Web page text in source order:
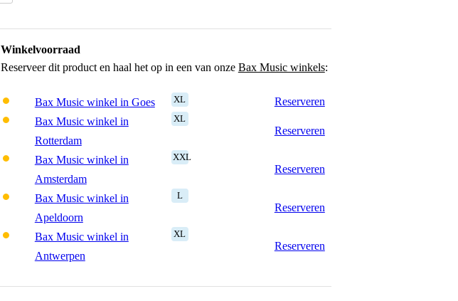
Winkelvoorraad
Reserveer dit product en haal het op in een van onze Bax Music winkels:
Bax Music winkel in Goes XL
Reserveren
Bax Music winkel in
Rotterdam
XL
Reserveren
Bax Music winkel in
Amsterdam
XXL
Reserveren
Bax Music winkel in
Apeldoorn
L
Reserveren
Bax Music winkel in
Antwerpen
XL
Reserveren